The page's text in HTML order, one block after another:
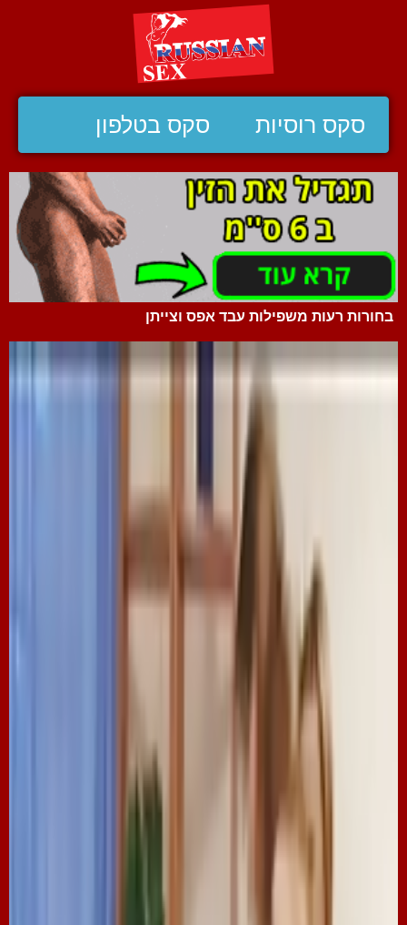
סקס רוסיות סקס בטלפון
בחורות רעות משפילות עבד אפס וצייתן